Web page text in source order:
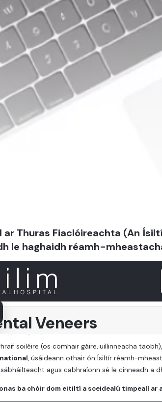
ar Thuras Fiaclóireachta (An
le haghaidh réamh-
soiléire (os comhair gáire, uillinneacha
, úsáideann othair ón Ísiltír réamh-
agus cabhraíonn sé le cinneadh a
ba chóir dom eitiltí a sceidealú timpeall ar